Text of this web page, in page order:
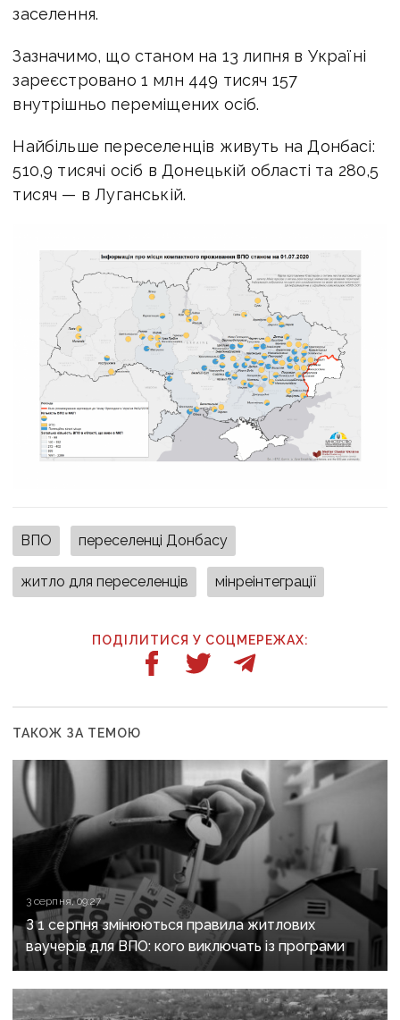
заселення.
Зазначимо, що станом на 13 липня в Україні
зареєстровано 1 млн 449 тисяч 157
внутрішньо переміщених осіб.
Найбільше переселенців живуть на Донбасі:
510,9 тисячі осіб в Донецькій області та 280,5
тисяч — в Луганській.
ВПО переселенці Донбасу
житло для переселенців мінреінтеграції
ПОДІЛИТИСЯ У СОЦМЕРЕЖАХ:
ТАКОЖ ЗА ТЕМОЮ
3 серпня, 09:27
З 1 серпня змінюються правила житлових
ваучерів для ВПО: кого виключать із програми